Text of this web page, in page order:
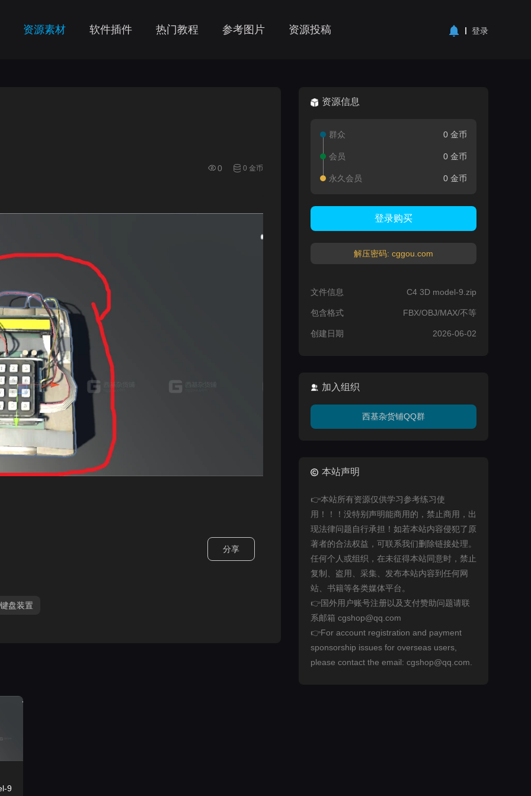
资源素材 软件插件 热门教程 参考图片 资源投稿 登录
0 0 金币
分享
盘装置
9
资源信息
群众 0 金币
会员 0 金币
永久会员 0 金币
登录购买
解压密码: cggou.com
文件信息 C4 3D model-9.zip
包含格式 FBX/OBJ/MAX/不等
创建日期 2026-06-02
加入组织
西基杂货铺QQ群
本站声明
👉本站所有资源仅供学习参考练习使
用！！！没特别声明能商用的，禁止商用，出
现法律问题自行承担！如若本站内容侵犯了原
著者的合法权益，可联系我们删除链接处理。
任何个人或组织，在未征得本站同意时，禁止
复制、盗用、采集、发布本站内容到任何网
站、书籍等各类媒体平台。
👉国外用户账号注册以及支付赞助问题请联
系邮箱 cgshop@qq.com
👉For account registration and payment
sponsorship issues for overseas users,
please contact the email: cgshop@qq.com.